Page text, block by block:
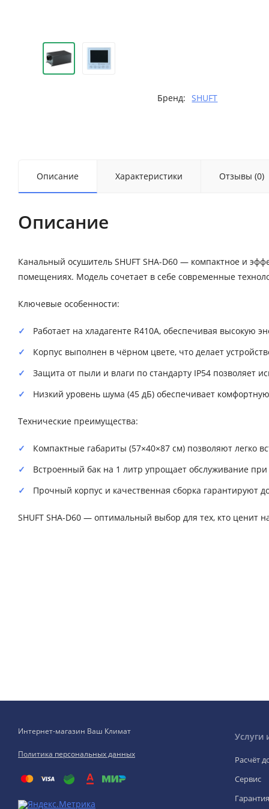
Бренд: SHUFT
Описание Характеристики Отзывы (0)
Описание
Канальный осушитель SHUFT SHA-D60 — компактное и
помещениях. Модель сочетает в себе современные
Ключевые особенности:
Работает на хладагенте R410A, обеспечивая высокую
Корпус выполнен в чёрном цвете, что делает
Защита от пыли и влаги по стандарту IP54 позволяет
Низкий уровень шума (45 дБ) обеспечивает
Технические преимущества:
Компактные габариты (57×40×87 см) позволяют легко
Встроенный бак на 1 литр упрощает обслуживание при
Прочный корпус и качественная сборка гарантируют
SHUFT SHA-D60 — оптимальный выбор для тех, кто ценит
Интернет-магазин Ваш Климат
Политика персональных данных
Услуги
Расчёт
Сервис
Гарантия